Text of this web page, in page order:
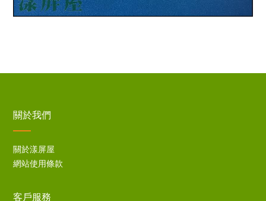
關於我們
關於漾屏屋
網站使用條款
客戶服務